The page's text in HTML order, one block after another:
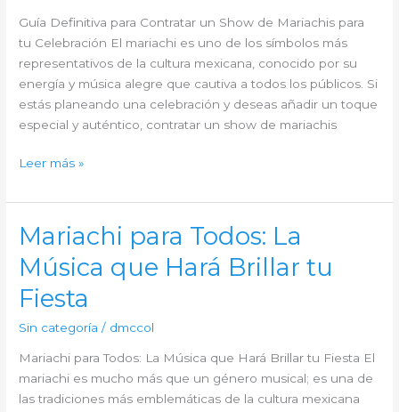
Fiesta
Guía Definitiva para Contratar un Show de Mariachis para
tu Celebración El mariachi es uno de los símbolos más
representativos de la cultura mexicana, conocido por su
energía y música alegre que cautiva a todos los públicos. Si
estás planeando una celebración y deseas añadir un toque
especial y auténtico, contratar un show de mariachis
Guía
para
Contratar
un
Show
Mariachis
para
Celebración
Leer más »
Mariachi para Todos: La
Música que Hará Brillar tu
Fiesta
Sin categoría / dmccol
Mariachi para Todos: La Música que Hará Brillar tu Fiesta El
mariachi es mucho más que un género musical; es una de
las tradiciones más emblemáticas de la cultura mexicana